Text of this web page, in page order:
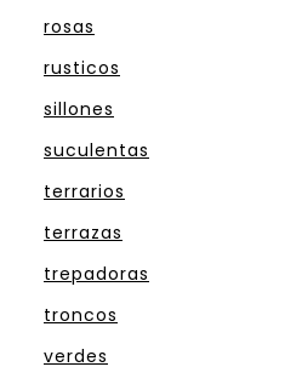
rosas
rusticos
sillones
suculentas
terrarios
terrazas
trepadoras
troncos
verdes